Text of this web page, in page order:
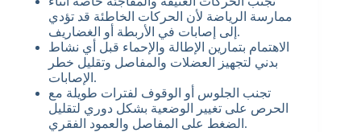
ممارسة الرياضة لأن الحركات الخاطئة قد تؤدي
إلى إصابات في الأربطة أو الغضاريف.
الاهتمام بتمارين الإطالة والإحماء قبل أي نشاط
بدني لتجهيز العضلات والمفاصل وتقليل خطر
الإصابات.
تجنب الجلوس أو الوقوف لفترات طويلة مع
الحرص على تغيير الوضعية بشكل دوري لتقليل
الضغط على المفاصل والعمود الفقري.